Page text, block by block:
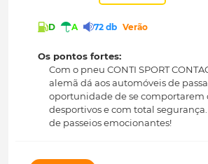
D A 72 db Verão
Os pontos fortes:
Com o pneu CONTI SPORT
alemã dá aos automóveis de
oportunidade de se comportarem
desportivos e com total segurança.
de passeios emocionantes!